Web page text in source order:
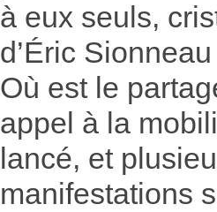
à eux seuls,
d’Éric
Où est le
appel à la
lancé, et
manifestations